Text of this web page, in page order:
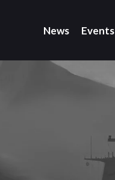
News Events